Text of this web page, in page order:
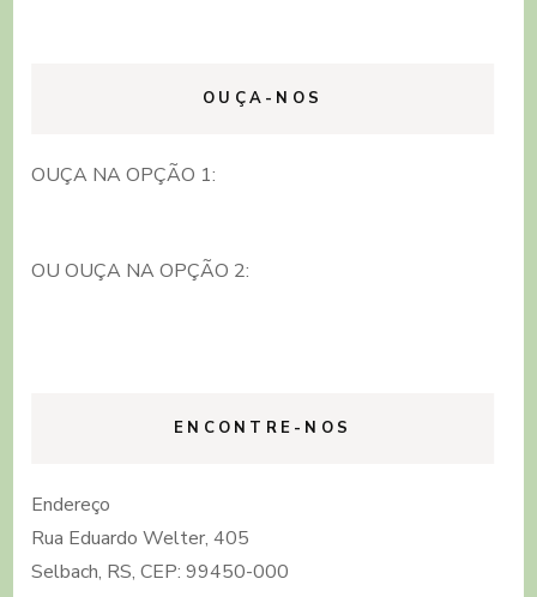
OUÇA-NOS
OUÇA NA OPÇÃO 1:
OU OUÇA NA OPÇÃO 2:
ENCONTRE-NOS
Endereço
Rua Eduardo Welter, 405
Selbach, RS, CEP: 99450-000